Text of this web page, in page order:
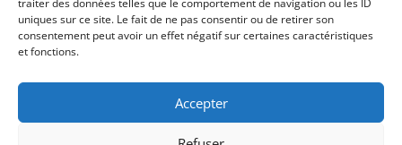
traiter des données telles que le comportement de navigation ou les ID
uniques sur ce site. Le fait de ne pas consentir ou de retirer son
consentement peut avoir un effet négatif sur certaines caractéristiques
et fonctions.
Accepter
structure en droit des affaires (conseil,
contentieux, formation). Cette structure leur
permet d’entretenir avec leurs clients une
service adapté à leurs demandes et besoins dans
des domaines qu’ils maîtrisent parfaitement.
Xavier Henry et André Bricogne sont tous les